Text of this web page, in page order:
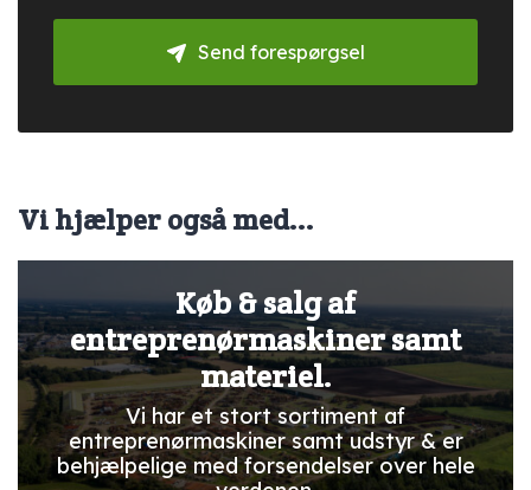
Send forespørgsel
Vi hjælper også med...
Køb & salg af
entreprenørmaskiner samt
materiel.
Vi har et stort sortiment af
entreprenørmaskiner samt udstyr & er
behjælpelige med forsendelser over hele